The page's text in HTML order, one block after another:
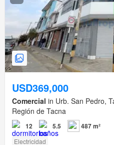
USD369,000
Comercial in Urb. San Pedro,
Región de Tacna
12 5.5 487 m²
Electricidad